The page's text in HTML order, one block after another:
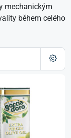
mechanickým
během celého